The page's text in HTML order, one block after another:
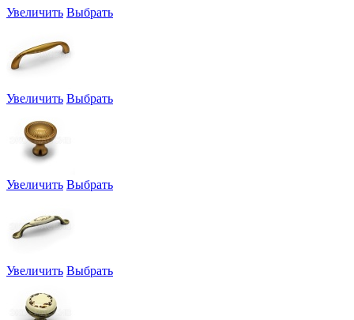
Увеличить Выбрать
Увеличить Выбрать
Увеличить Выбрать
Увеличить Выбрать